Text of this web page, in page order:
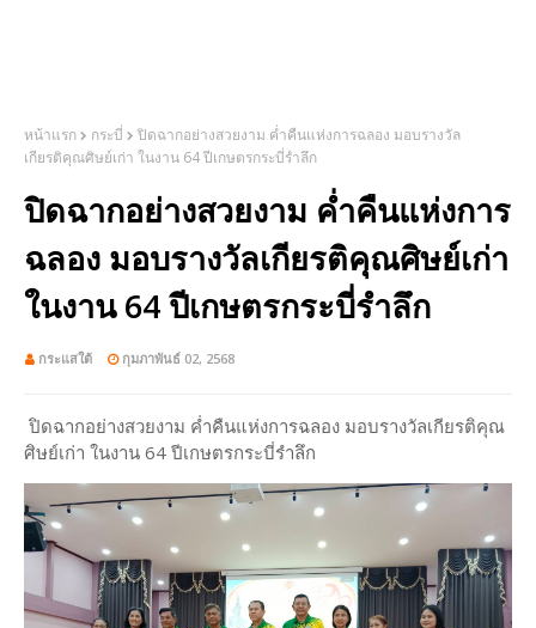
หน้าแรก กระบี่
ปิดฉากอย่างสวยงาม ค่ำคืนแห่งการฉลอง มอบรางวัล
เกียรติคุณศิษย์เก่า ในงาน 64 ปีเกษตรกระบี่รำลึก
ปิดฉากอย่างสวยงาม ค่ำคืนแห่งการ
ฉลอง มอบรางวัลเกียรติคุณศิษย์เก่า
ในงาน 64 ปีเกษตรกระบี่รำลึก
กระแสใต้ กุมภาพันธ์ 02, 2568
ปิดฉากอย่างสวยงาม ค่ำคืนแห่งการฉลอง มอบรางวัลเกียรติคุณ
ศิษย์เก่า ในงาน 64 ปีเกษตรกระบี่รำลึก